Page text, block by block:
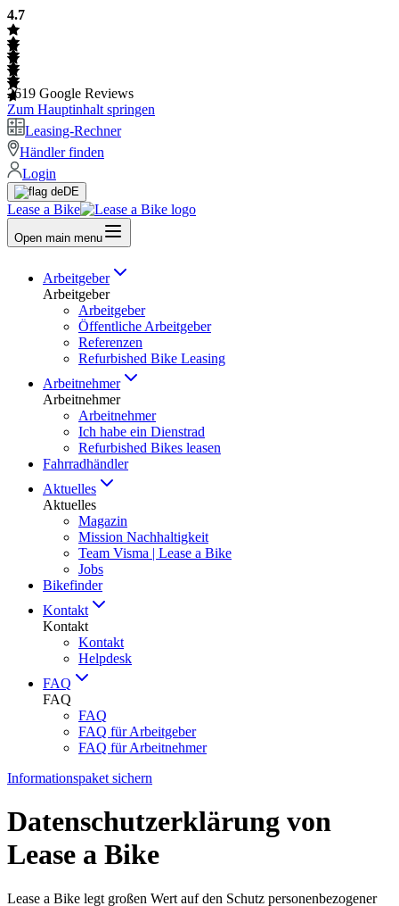
4.7
2619 Google Reviews
Zum Hauptinhalt springen
Leasing-Rechner
Händler finden
Login
DE
Lease a Bike
Open main menu
Arbeitgeber
Arbeitgeber
Arbeitgeber
Öffentliche Arbeitgeber
Referenzen
Refurbished Bike Leasing
Arbeitnehmer
Arbeitnehmer
Arbeitnehmer
Ich habe ein Dienstrad
Refurbished Bikes leasen
Fahrradhändler
Aktuelles
Aktuelles
Magazin
Mission Nachhaltigkeit
Team Visma | Lease a Bike
Jobs
Bikefinder
Kontakt
Kontakt
Kontakt
Helpdesk
FAQ
FAQ
FAQ
FAQ für Arbeitgeber
FAQ für Arbeitnehmer
Informationspaket sichern
Datenschutzerklärung von
Lease a Bike
Lease a Bike legt großen Wert auf den Schutz personenbezogener